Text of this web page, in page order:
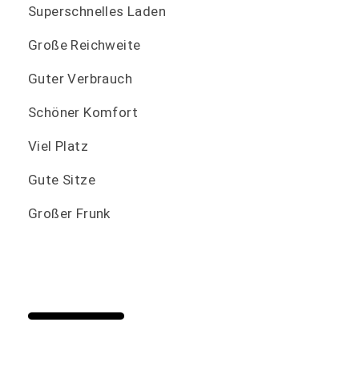
Superschnelles Laden
Große Reichweite
Guter Verbrauch
Schöner Komfort
Viel Platz
Gute Sitze
Großer Frunk